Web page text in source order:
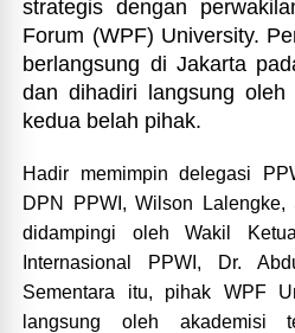
strategis dengan
Forum (WPF) University.
berlangsung di Jakarta
dan dihadiri langsung
kedua belah pihak.
Hadir memimpin delegasi
DPN PPWI, Wilson Lalengke,
didampingi oleh Wakil
Internasional PPWI, Dr.
Sementara itu, pihak WPF
langsung oleh akademisi